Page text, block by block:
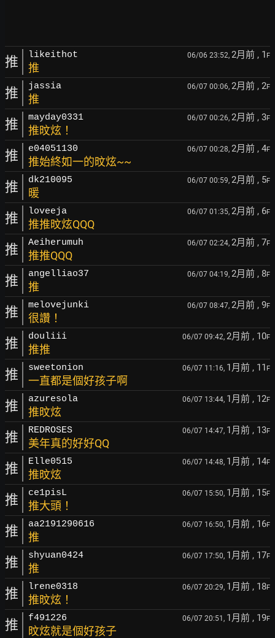
推 likeithot 06/06 23:52, 2月前 , 1 F
推
推 jassia 06/07 00:06, 2月前 , 2F
推
推 mayday0331 06/07 00:26, 2月前 , 3F
推旼炫！
推 e04051130 06/07 00:28, 2月前 , 4F
推始終如一的旼炫~~
推 dk210095 06/07 00:59, 2月前 , 5F
暖
推 loveeja 06/07 01:35, 2月前 , 6F
推推旼炫QQQ
推 Aeiherumuh 06/07 02:24, 2月前 , 7F
推推QQQ
推 angelliao37 06/07 04:19, 2月前 , 8F
推
推 melovejunki 06/07 08:47, 2月前 , 9F
很讚！
推 douliii 06/07 09:42, 2月前 , 10F
推推
推 sweetonion 06/07 11:16, 1月前 , 11 F
一直都是個好孩子啊
推 azuresola 06/07 13:44, 1月前 , 12F
推旼炫
推 REDROSES 06/07 14:47, 1月前 , 13F
美年真的好好QQ
推 Elle0515 06/07 14:48, 1月前 , 14F
推旼炫
推 ce1pisL 06/07 15:50, 1月前 , 15F
推大頭！
推 aa2191290616 06/07 16:50, 1月前 , 16F
推
推 shyuan0424 06/07 17:50, 1月前 , 17F
推
推 lrene0318 06/07 20:29, 1月前 , 18F
推旼炫！
推 f491226 06/07 20:51, 1月前 , 19F
旼炫就是個好孩子